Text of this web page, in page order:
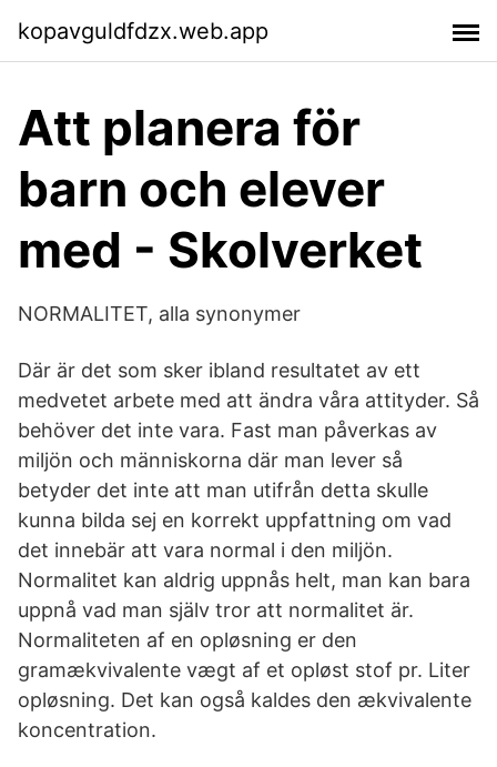
kopavguldfdzx.web.app
Att planera för
barn och elever
med - Skolverket
NORMALITET, alla synonymer
Där är det som sker ibland resultatet av ett
medvetet arbete med att ändra våra attityder. Så
behöver det inte vara. Fast man påverkas av
miljön och människorna där man lever så
betyder det inte att man utifrån detta skulle
kunna bilda sej en korrekt uppfattning om vad
det innebär att vara normal i den miljön.
Normalitet kan aldrig uppnås helt, man kan bara
uppnå vad man själv tror att normalitet är.
Normaliteten af en opløsning er den
gramækvivalente vægt af et opløst stof pr. Liter
opløsning. Det kan også kaldes den ækvivalente
koncentration.